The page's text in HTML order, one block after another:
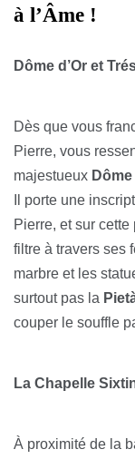
à l’Âme !
Dôme d’Or et
Dès que vous
Pierre, vous
majestueux
Il porte une
Pierre, et sur
filtre à travers ses
marbre et les
surtout pas la
couper le souffle
La Chapelle
À proximité de la